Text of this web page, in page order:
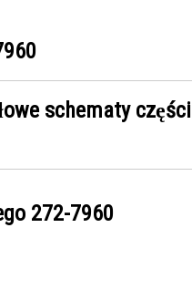
schematy części
272-7960